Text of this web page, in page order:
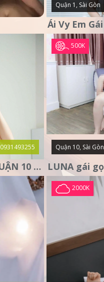
Quận 1, Sài Gòn
0931493255
THU QUỲNH GÁI GỌI QUẬN 10 – MẶT XINH DA TRẮNG – SANG
500K
Quận 10, Sài Gòn
2000K